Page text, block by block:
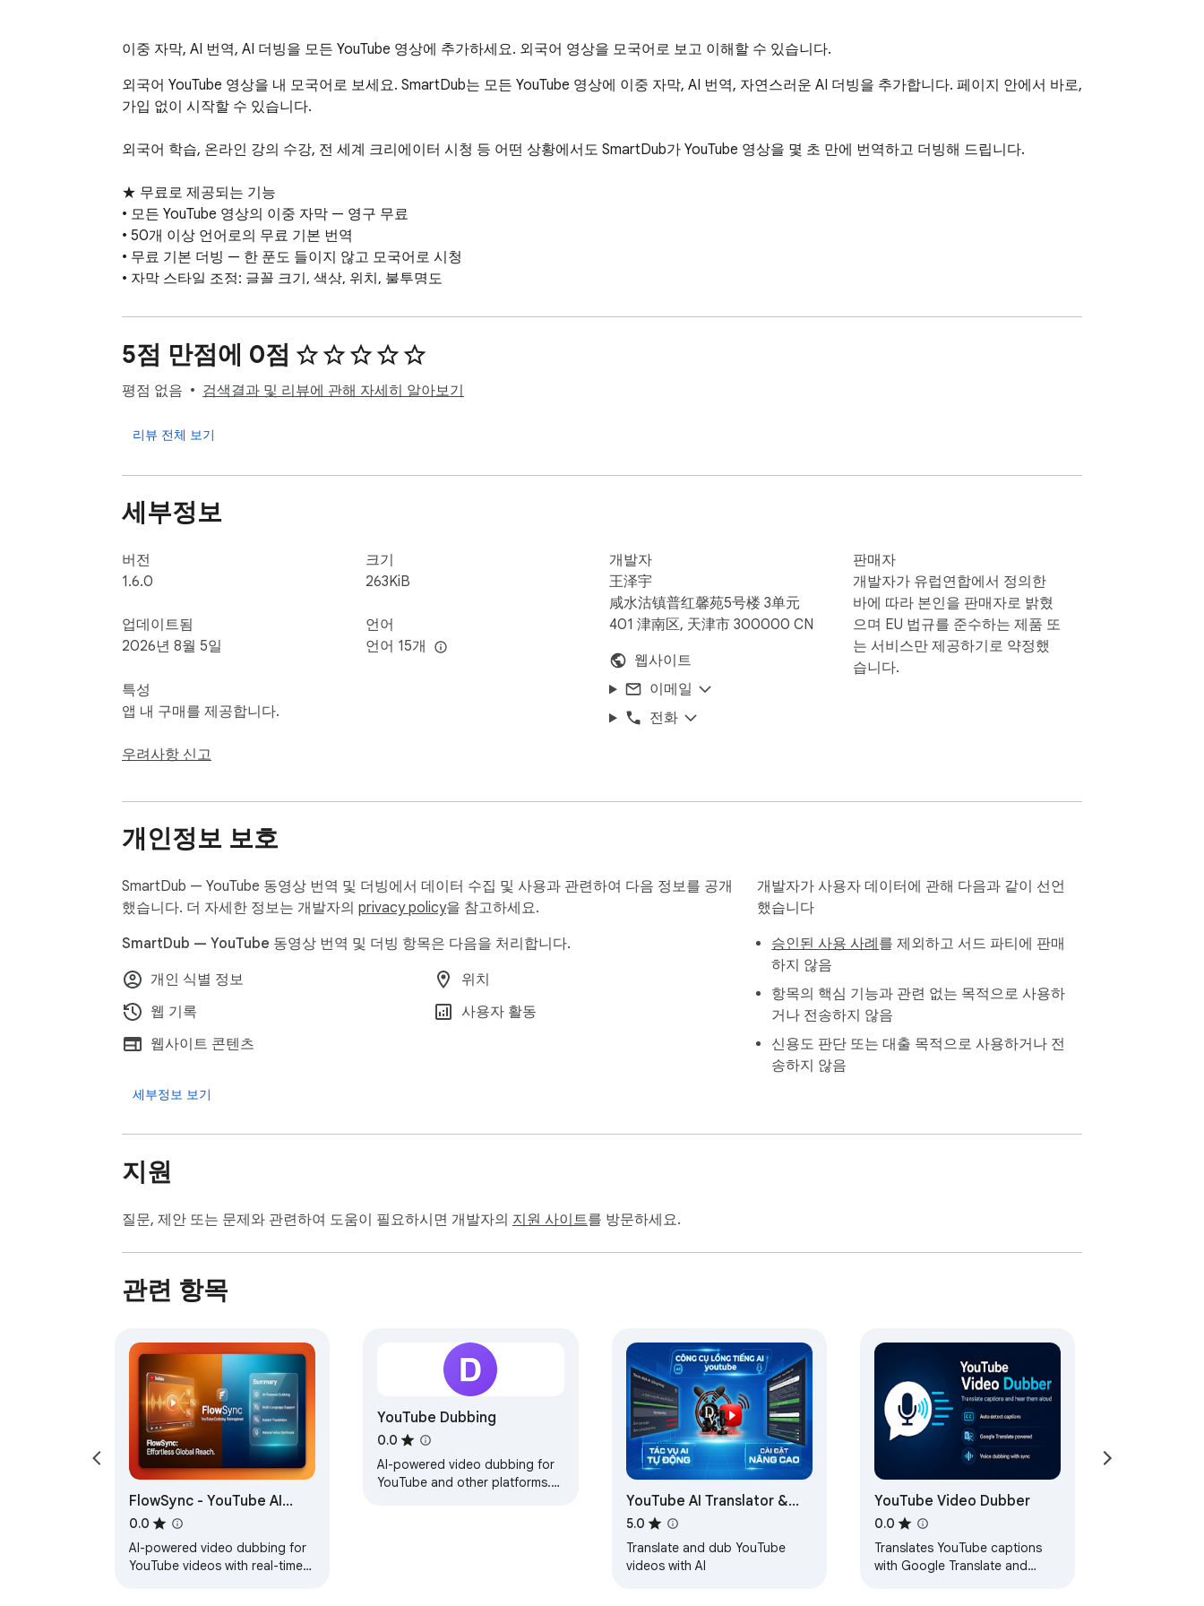
이중 자막, AI 번역, AI 더빙을 모든 YouTube 영상에 추가하세요. 외국어 영상을 모국어로 보고 이해할 수 있습니다.
외국어 YouTube 영상을 내 모국어로 보세요. SmartDub는 모든 YouTube 영상에 이중 자막, AI 번역, 자연스러운 AI 더빙을 추가합니다. 페이지 안에서 바로,
가입 없이 시작할 수 있습니다.
외국어 학습, 온라인 강의 수강, 전 세계 크리에이터 시청 등 어떤 상황에서도 SmartDub가 YouTube 영상을 몇 초 만에 번역하고 더빙해 드립니다.
★ 무료로 제공되는 기능
• 모든 YouTube 영상의 이중 자막 — 영구 무료
• 50개 이상 언어로의 무료 기본 번역
• 무료 기본 더빙 — 한 푼도 들이지 않고 모국어로 시청
• 자막 스타일 조정: 글꼴 크기, 색상, 위치, 불투명도
• 모든 YouTube 영상 페이지의 원클릭 플로팅 버튼
★ SmartDub Pro 업그레이드
무료 버전의 모든 기능에 더해:
• 스무스 더빙 — 월 500분, 고품질 AI 보이스
• 고품질 AI 번역 — 인터뷰, 대화, 긴 영상에서 더 정확하고 자연스럽고 문맥에 맞게
• 우선 이메일 지원
★ 사용 방법
1. SmartDub를 설치하고 아무 YouTube 영상이나 엽니다
3. 목표 언어를 선택하면 이중 자막과 번역이 바로 표시됩니다
4. '더빙' 탭으로 전환해 원클릭으로 AI 더빙을 시작합니다
★ 가격
SmartDub 설치와 사용은 무료입니다. Pro 기능은 유료 구독(월 $5.90 또는 연 $55)으로 이용할 수 있습니다. 모든 결제는 당사 웹사이트에서 안전하게 처
리되며, 판매자는 Google이 아닌 SmartDub입니다. 환불 정책과 전체 약관은 smartdub.io에서 확인하세요.
5점 만점에 0점
평점 없음 검색결과 및 리뷰에 관해 자세히 알아보기
리뷰 전체 보기
세부정보
버전
1.6.0
업데이트됨
2026년 8월 5일
특성
앱 내 구매를 제공합니다.
우려사항 신고
크기
263KiB
언어
언어 15개
개발자
王泽宇
咸水沽镇普红馨苑5号楼 3单元
401 津南区, 天津市 300000 CN
웹사이트
이메일
전화
판매자
개발자가 유럽연합에서 정의한
바에 따라 본인을 판매자로 밝혔
으며 EU 법규를 준수하는 제품 또
는 서비스만 제공하기로 약정했
습니다.
개인정보 보호
SmartDub — YouTube 동영상 번역 및 더빙에서 데이터 수집 및 사용과 관련하여 다음 정보를 공개
했습니다. 더 자세한 정보는 개발자의 privacy policy을 참고하세요.
SmartDub — YouTube 동영상 번역 및 더빙 항목은 다음을 처리합니다.
개인 식별 정보
위치
웹 기록
사용자 활동
웹사이트 콘텐츠
세부정보 보기
개발자가 사용자 데이터에 관해 다음과 같이 선언
했습니다
승인된 사용 사례 를 제외하고 서드 파티에 판매
하지 않음
항목의 핵심 기능과 관련 없는 목적으로 사용하
거나 전송하지 않음
신용도 판단 또는 대출 목적으로 사용하거나 전
송하지 않음
지원
질문, 제안 또는 문제와 관련하여 도움이 필요하시면 개발자의 지원 사이트를 방문하세요.
관련 항목
FlowSync - YouTube AI
Dubbing
0.0
AI-powered video dubbing for
YouTube videos with real-time
YouTube Dubbing
0.0
AI-powered video dubbing for
YouTube and other platforms.
YouTube AI Translator &
Dubber (Lồng tiếng và Phụ
đề)
5.0
Translate and dub YouTube
videos with AI
YouTube Video Dubber
0.0
Translates YouTube captions
with Google Translate and